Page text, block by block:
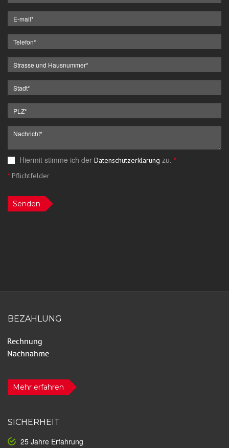
Hiermit stimme ich der Datenschutzerklärung zu. *
*Pflichtfelder
Senden
BEZAHLUNG
Mehr erfahren
SICHERHEIT
25 Jahre Erfahrung